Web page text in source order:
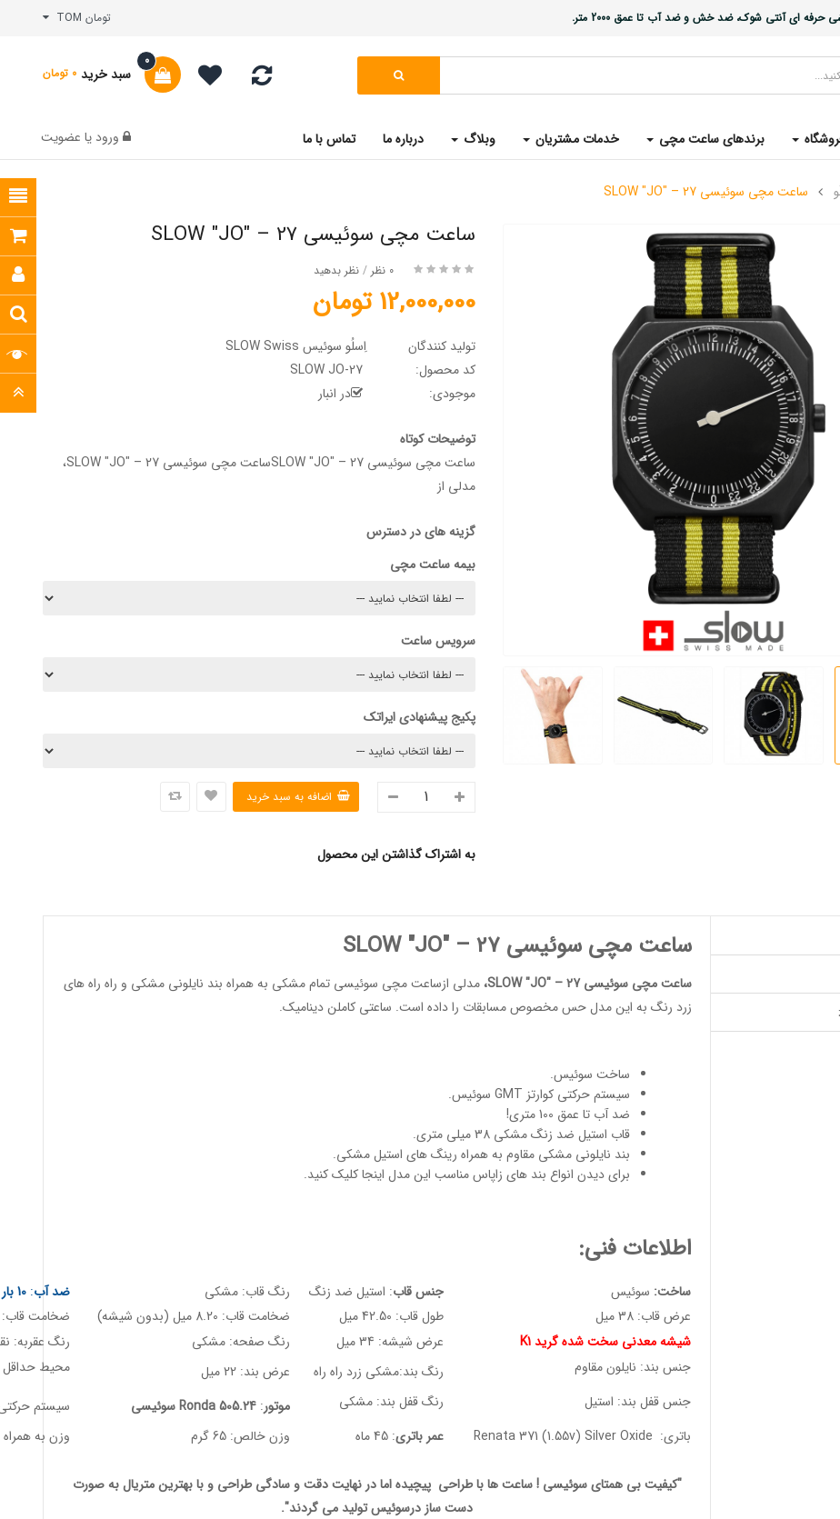
ای آنتی شوک، ضد خش و ضد آب تا عمق 2000 متر. تومان TOM
سبد خرید
0
0 تومان
برندهای ساعت مچی خدمات مشتریان وبلاگ درباره ما تماس با ما ورود یا عضویت
ساعت مچی سوئیسی SLOW "JO" – 27
ساعت مچی سوئیسی SLOW "JO" – 27
0 نظر /نظر بدهید
12,000,000 تومان
تولید کنندگان
اِسلُو سوئیس SLOW Swiss
کد محصول:
SLOW JO-27
موجودی:
در انبار
توضیحات کوتاه
ساعت مچی سوئیسی SLOW "JO" – 27ساعت مچی سوئیسی SLOW "JO" – 27،
مدلی از
گزینه های در دسترس
بیمه ساعت مچی
سرویس ساعت
پکیج پیشنهادی ایراتک
به اشتراک گذاشتن این محصول
ساعت مچی سوئیسی SLOW "JO" – 27
ساعت مچی سوئیسی SLOW "JO" – 27 ، مدلی ازساعت مچی سوئیسی تمام مشکی به همراه بند نایلونی مشکی و راه راه های
زرد رنگ به این مدل حس مخصوص مسابقات را داده است. ساعتی کاملن دینامیک.
ساخت سوئیس.
سیستم حرکتی کوارتز GMT سوئیس.
ضد آب تا عمق 100 متری!
قاب استیل ضد زنگ مشکی 38 میلی متری.
بند نایلونی مشکی مقاوم به همراه رینگ های استیل مشکی.
برای دیدن انواع بند های زاپاس مناسباین مدل اینجا کلیک کنید.
اطلاعات فنی:
ساخت: سوئیس جنس قاب: استیل ضد زنگ رنگ قاب: مشکی ضد آب:
عرض قاب: 38 میل
طول قاب: 42.50 میل ضخامت قاب: 8.20 میل (بدون شیشه)
ضخامت قاب: 9.5 میل (با
شیشه معدنی سخت شده گرید K1
عرض شیشه: 34 میل رنگ صفحه: مشکی
رنگ عقربه:
جنس بند: نایلون مقاوم
رنگ بند:مشکی زرد راه راه عرض بند: 22 میل
محیط حداقل 135 میل تا حداکثر 200
جنس قفل بند: استیل
رنگ قفل بند: مشکی موتور: Ronda 505.24 سوئیسی
سیستم
باتری: Renata 371 (1.55v) Silver Oxide
عمر باتری: 45 ماه وزن خالص: 65 گرم وزن به همراه
"کیفیت بی همتای سوئیسی ! ساعت ها با طراحی پیچیده اما در نهایت دقت و سادگی طراحی و با بهترین متریال به صورت
دست ساز درسوئیس تولید می گردند".